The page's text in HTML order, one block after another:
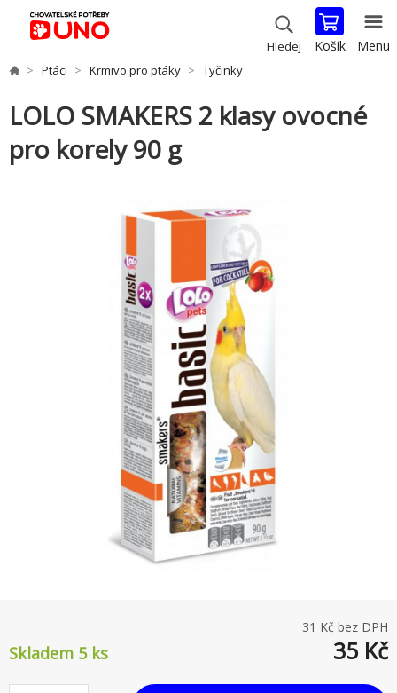
Hledej Košík Menu
Ptáci Krmivo pro ptáky Tyčinky
LOLO SMAKERS 2 klasy ovocné
pro korely 90 g
31 Kč bez DPH
Skladem 5 ks 35 Kč